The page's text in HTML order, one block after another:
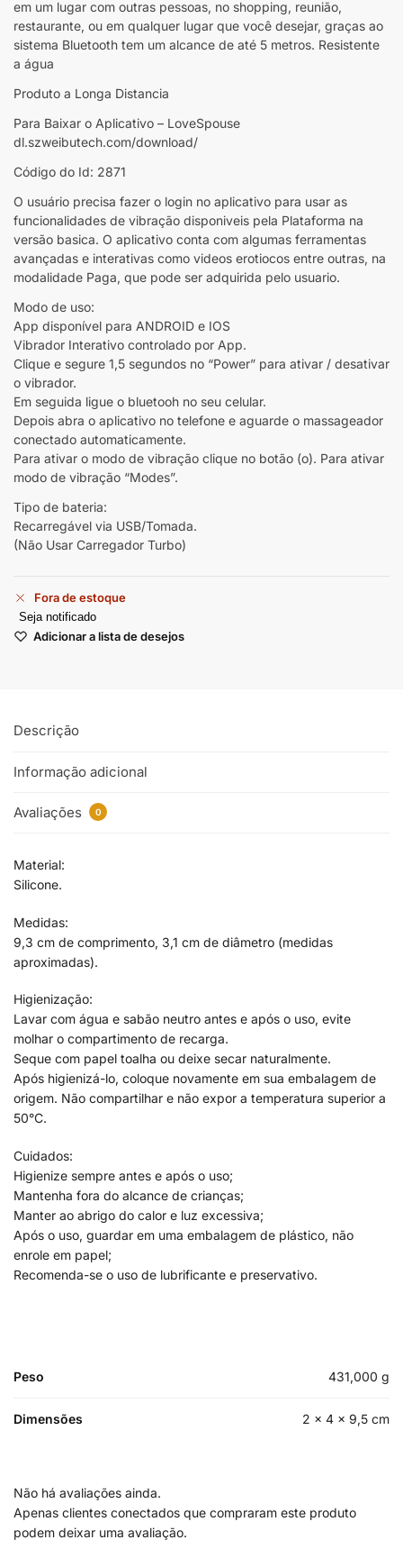
em um lugar com outras pessoas, no shopping, reunião,
restaurante, ou em qualquer lugar que você desejar, graças ao
sistema Bluetooth tem um alcance de até 5 metros. Resistente
a água
Produto a Longa Distancia
Para Baixar o Aplicativo – LoveSpouse
dl.szweibutech.com/download/
Código do Id: 2871
O usuário precisa fazer o login no aplicativo para usar as
funcionalidades de vibração disponiveis pela Plataforma na
versão basica. O aplicativo conta com algumas ferramentas
avançadas e interativas como videos erotiocos entre outras, na
modalidade Paga, que pode ser adquirida pelo usuario.
Modo de uso:
App disponível para ANDROID e IOS
Vibrador Interativo controlado por App.
Clique e segure 1,5 segundos no “Power” para ativar / desativar
o vibrador.
Em seguida ligue o bluetooh no seu celular.
Depois abra o aplicativo no telefone e aguarde o massageador
conectado automaticamente.
Para ativar o modo de vibração clique no botão (o). Para ativar
modo de vibração “Modes”.
Tipo de bateria:
Recarregável via USB/Tomada.
(Não Usar Carregador Turbo)
Fora de estoque
Seja notificado
Adicionar a lista de desejos
Descrição
Informação adicional
Avaliações 0
Material:
Silicone.
Medidas:
9,3 cm de comprimento, 3,1 cm de diâmetro (medidas
aproximadas).
Higienização:
Lavar com água e sabão neutro antes e após o uso, evite
molhar o compartimento de recarga.
Seque com papel toalha ou deixe secar naturalmente.
Após higienizá-lo, coloque novamente em sua embalagem de
origem. Não compartilhar e não expor a temperatura superior a
50°C.
Cuidados:
Higienize sempre antes e após o uso;
Mantenha fora do alcance de crianças;
Manter ao abrigo do calor e luz excessiva;
Após o uso, guardar em uma embalagem de plástico, não
enrole em papel;
Recomenda-se o uso de lubrificante e preservativo.
Peso 431,000 g
Dimensões 2 × 4 × 9,5 cm
Não há avaliações ainda.
Apenas clientes conectados que compraram este produto
podem deixar uma avaliação.